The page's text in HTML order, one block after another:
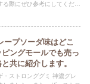
際にぜひ参考にしてくださ
ープソーダ味はどこ
ングモールでも売っ
共に紹介します。
・ストロンググミ 神濃グレ